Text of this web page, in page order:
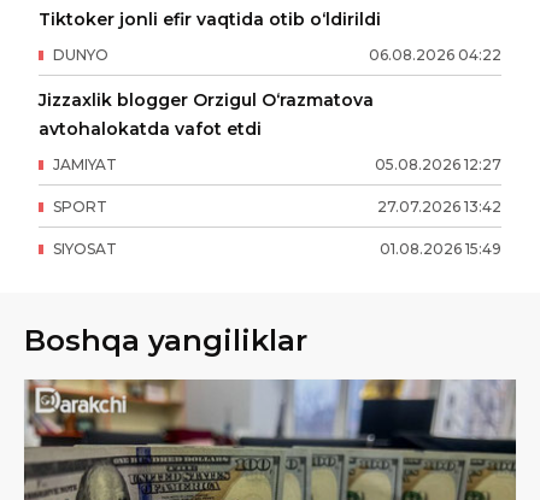
Tiktoker jonli efir vaqtida otib o‘ldirildi
06.08.2026 04:22
DUNYO
Jizzaxlik blogger Orzigul O‘razmatova
avtohalokatda vafot etdi
05.08.2026 12:27
JAMIYAT
27.07.2026 13:42
SPORT
01.08.2026 15:49
SIYOSAT
Boshqa yangiliklar